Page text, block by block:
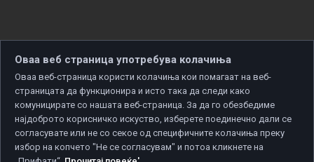
Оваа веб страница употребува колачиња
Оваа веб-страница користи колачиња кои помагаат на веб-
страницата да функционира и исто така да следи како
комуницирате со нашата веб-страница. За да го обезбедиме
најдоброто корисничко искуство, изберете поединечно дали се
согласувате или не со секое од специфичните колачиња преку
избор на копчето "Не се согласувам" и потоа кликнете на